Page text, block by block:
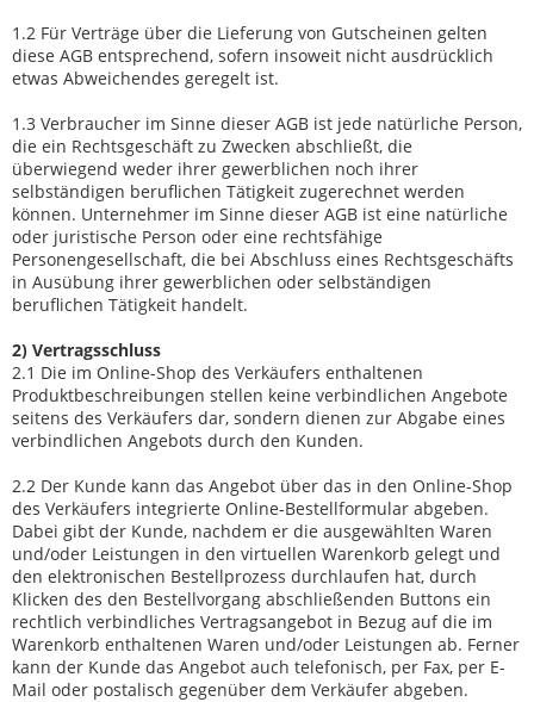
1.2 Für Verträge über die Lieferung von Gutscheinen gelten
diese AGB entsprechend, sofern insoweit nicht ausdrücklich
etwas Abweichendes geregelt ist.
1.3 Verbraucher im Sinne dieser AGB ist jede natürliche Person,
die ein Rechtsgeschäft zu Zwecken abschließt, die
überwiegend weder ihrer gewerblichen noch ihrer
selbständigen beruflichen Tätigkeit zugerechnet werden
können. Unternehmer im Sinne dieser AGB ist eine natürliche
oder juristische Person oder eine rechtsfähige
Personengesellschaft, die bei Abschluss eines Rechtsgeschäfts
in Ausübung ihrer gewerblichen oder selbständigen
beruflichen Tätigkeit handelt.
2) Vertragsschluss
2.1 Die im Online-Shop des Verkäufers enthaltenen
Produktbeschreibungen stellen keine verbindlichen Angebote
seitens des Verkäufers dar, sondern dienen zur Abgabe eines
verbindlichen Angebots durch den Kunden.
2.2 Der Kunde kann das Angebot über das in den Online-Shop
des Verkäufers integrierte Online-Bestellformular abgeben.
Dabei gibt der Kunde, nachdem er die ausgewählten Waren
und/oder Leistungen in den virtuellen Warenkorb gelegt und
den elektronischen Bestellprozess durchlaufen hat, durch
Klicken des den Bestellvorgang abschließenden Buttons ein
rechtlich verbindliches Vertragsangebot in Bezug auf die im
Warenkorb enthaltenen Waren und/oder Leistungen ab. Ferner
kann der Kunde das Angebot auch telefonisch, per Fax, per E-
Mail oder postalisch gegenüber dem Verkäufer abgeben.